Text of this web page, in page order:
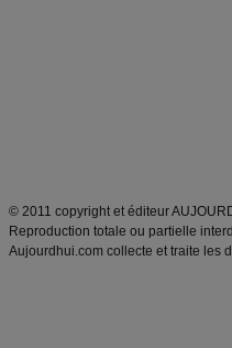
© 2011 copyright et éditeur
Reproduction totale ou partielle
Aujourdhui.com collecte et traite les